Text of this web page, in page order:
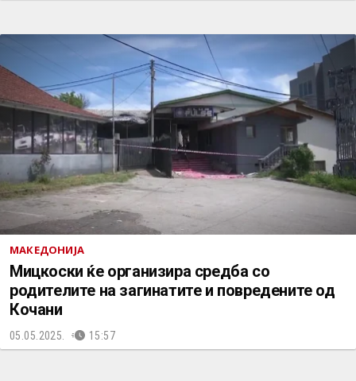
МАКЕДОНИЈА
Мицкоски ќе организира средба со
родителите на загинатите и повредените од
Кочани
05.05.2025. 15:57